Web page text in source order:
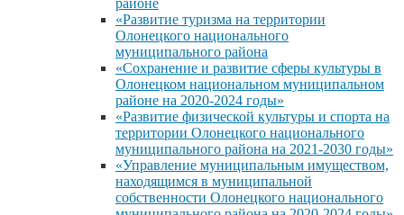
районе
«Развитие туризма на территории
Олонецкого национального
муниципального района
«Сохранение и развитие сферы культуры в
Олонецком национальном муниципальном
районе на 2020-2024 годы»
«Развитие физической культуры и спорта на
территории Олонецкого национального
муниципального района на 2021-2030 годы»
«Управление муниципальным имуществом,
находящимся в муниципальной
собственности Олонецкого национального